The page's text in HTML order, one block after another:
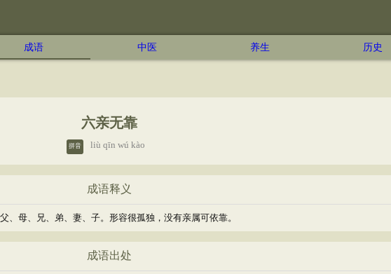
成语 中医 养生 历史
六亲无靠
拼音 liù qīn wú kào
成语释义
、母、兄、弟、妻、子。形容很孤独，没有亲属可依靠。
成语出处